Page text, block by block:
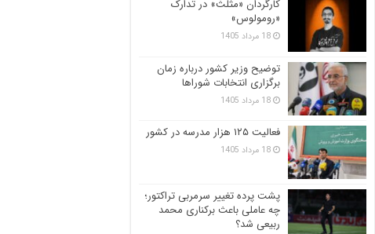
کارگردان «مثلث» در تدارک
«رومولوس»
18 مرداد 1405
توضیح وزیر کشور درباره زمان
برگزاری انتخابات شوراها
18 مرداد 1405
فعالیت ۱۲۵ هزار مدرسه در کشور
18 مرداد 1405
پشت پرده تغییر سرمربی تراکتور؛
چه عاملی باعث برکناری محمد
ربیعی شد؟